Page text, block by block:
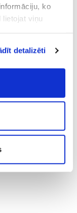
ko
viņu
detalizēti